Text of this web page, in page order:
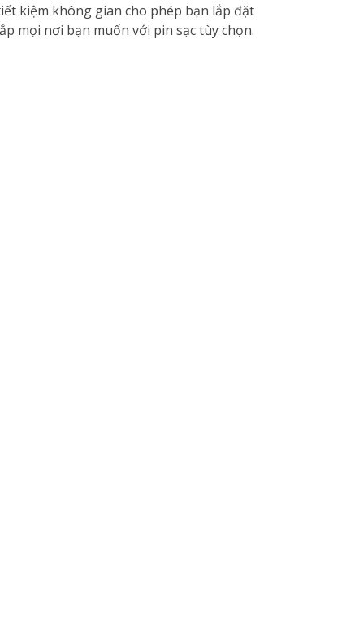
kiệm không gian cho phép bạn lắp đặt
mọi nơi bạn muốn với pin sạc tùy chọn.